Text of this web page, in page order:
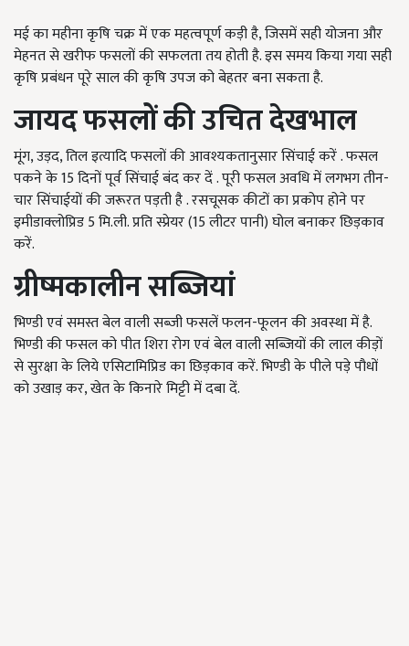
मई का महीना कृषि चक्र में एक महत्वपूर्ण कड़ी है, जिसमें सही योजना और
मेहनत से खरीफ फसलों की सफलता तय होती है. इस समय किया गया सही
कृषि प्रबंधन पूरे साल की कृषि उपज को बेहतर बना सकता है.
जायद फसलों की उचित देखभाल
मूंग, उड़द, तिल इत्यादि फसलों की आवश्यकतानुसार सिंचाई करें . फसल
पकने के 15 दिनों पूर्व सिंचाई बंद कर दें . पूरी फसल अवधि में लगभग तीन-
चार सिंचाईयों की जरूरत पड़ती है . रसचूसक कीटों का प्रकोप होने पर
इमीडाक्लोप्रिड 5 मि.ली. प्रति स्प्रेयर (15 लीटर पानी) घोल बनाकर छिड़काव
करें.
ग्रीष्मकालीन सब्जियां
भिण्डी एवं समस्त बेल वाली सब्जी फसलें फलन-फूलन की अवस्था में है.
भिण्डी की फसल को पीत शिरा रोग एवं बेल वाली सब्जियों की लाल कीड़ों
से सुरक्षा के लिये एसिटामिप्रिड का छिड़काव करें. भिण्डी के पीले पड़े पौधों
को उखाड़ कर, खेत के किनारे मिट्टी में दबा दें.